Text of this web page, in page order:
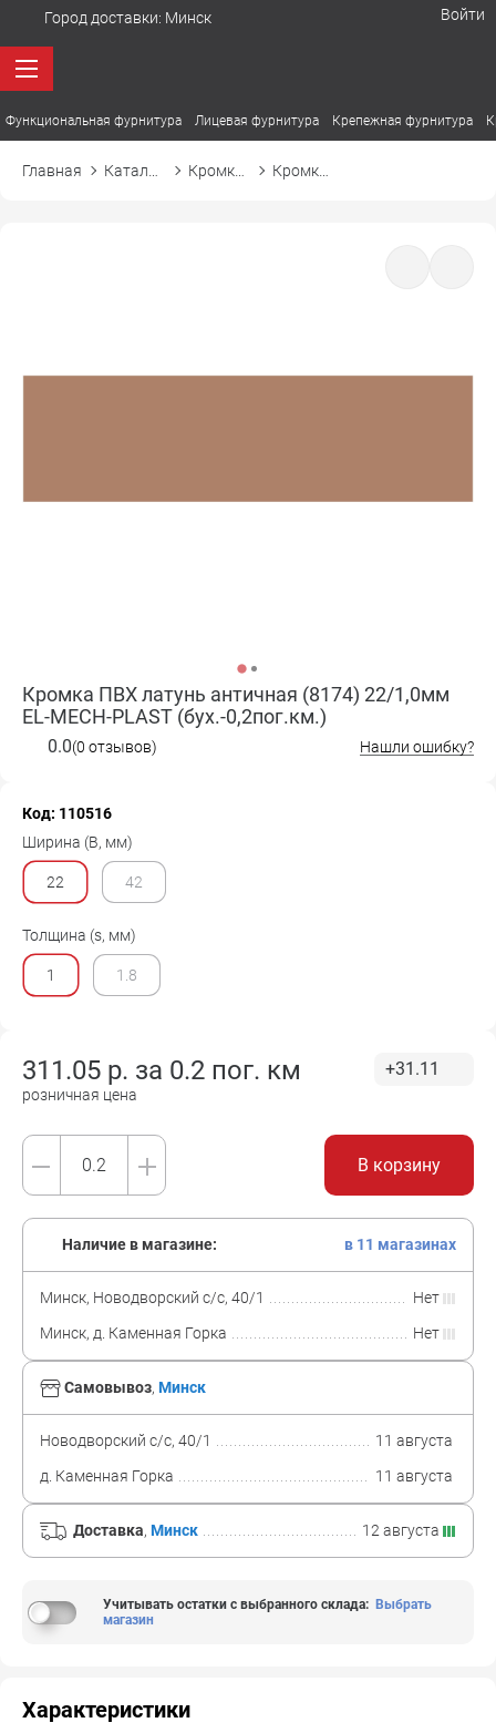
Город доставки: Минск Войти
Функциональная фурнитура Лицевая фурнитура Крепежная фурнитура
Главная
Кромка ПВХ латунь античная (8174) 22/1,0мм
EL-MECH-PLAST (бух.-0,2пог.км.)
0.0(0 отзывов) Нашли ошибку?
Код: 110516
Ширина (B, мм)
22 42
Толщина (s, мм)
1 1.8
311.05 р. за 0.2 пог. км
розничная цена
+31.11
В корзину
Самовывоз, Минск
Новодворский с/с, 40/1
11 августа
д. Каменная Горка
11 августа
Доставка, Минск 12 августа
Наличие в магазине: в 11 магазинах
Минск, Новодворский с/с, 40/1
Нет
Минск, д. Каменная Горка
Нет
Учитывать остатки с выбранного склада: Выбрать
магазин
Характеристики